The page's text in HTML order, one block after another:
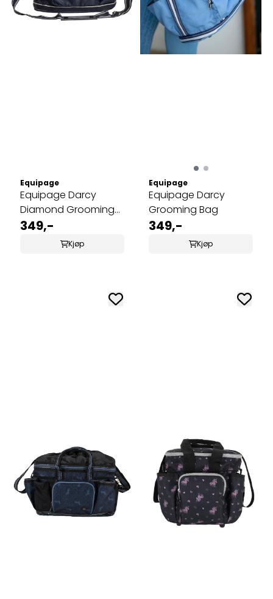
Equipage
Equipage Darcy
Diamond Grooming
Bag
349,-
Kjøp
Equipage
Equipage Darcy
Grooming Bag
349,-
Kjøp